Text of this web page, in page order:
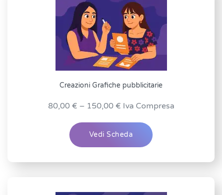
Creazioni Grafiche pubblicitarie
80,00 € – 150,00 €Fascia
prezzo:
Iva Compresa
Vedi Scheda